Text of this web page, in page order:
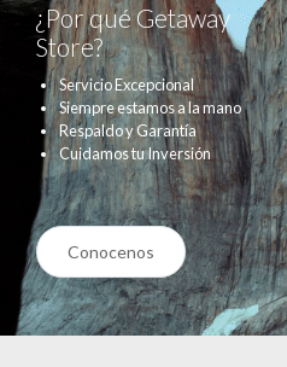
¿Por qué Getaway
Store?
Servicio Excepcional
Siempre estamos a la mano
Respaldo y Garantía
Cuidamos tu Inversión
Conocenos